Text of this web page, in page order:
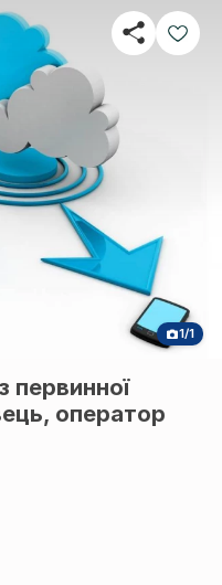
1/1
первинної
оператор